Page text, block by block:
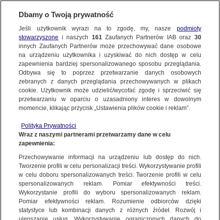
SUBSKRYBUJ
Maciej Sokołowski
Dziennikarz TVN24
POWIĄZANE MATERIAŁY
Dbamy o Twoją prywatność
Jeśli użytkownik wyrazi na to zgodę, my, nasze podmioty
stowarzyszone i naszych 161Zaufanych Partnerów IAB oraz 30
innych Zaufanych Partnerów może przechowywać dane osobowe
na urządzeniu użytkownika i uzyskiwać do nich dostęp w celu
zapewnienia bardziej spersonalizowanego sposobu przeglądania.
Odbywa się to poprzez przetwarzanie danych osobowych
zebranych z danych przeglądania przechowywanych w plikach
cookie. Użytkownik może udzielić/wycofać zgodę i sprzeciwić się
przetwarzaniu w oparciu o uzasadniony interes w dowolnym
momencie, klikając przycisk „Ustawienia plików cookie i reklam”.
Polityka Prywatności
Wraz z naszymi partnerami przetwarzamy dane w celu
zapewnienia:
Przechowywanie informacji na urządzeniu lub dostęp do nich.
Tworzenie profili w celu personalizacji treści. Wykorzystywanie profili
w celu doboru spersonalizowanych treści. Tworzenie profili w celu
spersonalizowanych reklam. Pomiar efektywności treści.
Wykorzystanie profili do wyboru spersonalizowanych reklam.
Pomiar efektywności reklam. Rozumienie odbiorców dzięki
statystyce lub kombinacji danych z różnych źródeł. Rozwój i